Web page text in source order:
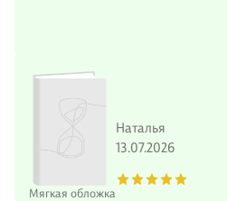
Мягкая обложка
Наталья
13.07.2026